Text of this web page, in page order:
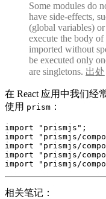
Some modules do
have side-effects,
(global variables)
execute the body of
imported without
be executed only
are singletons. 出处
在 React 应用中我们经
使用 prism ：
import "prismjs" ;
import
"prismjs/
import
"prismjs/
import
"prismjs/
import
"prismjs/
相关笔记：